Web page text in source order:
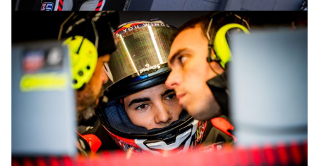
© intactGP